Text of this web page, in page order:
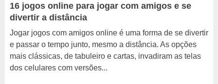
16 jogos online para jogar com amigos e se
divertir a distância
Jogar jogos com amigos online é uma forma de se divertir
e passar o tempo junto, mesmo a distância. As opções
mais clássicas, de tabuleiro e cartas, invadiram as telas
dos celulares com versões...